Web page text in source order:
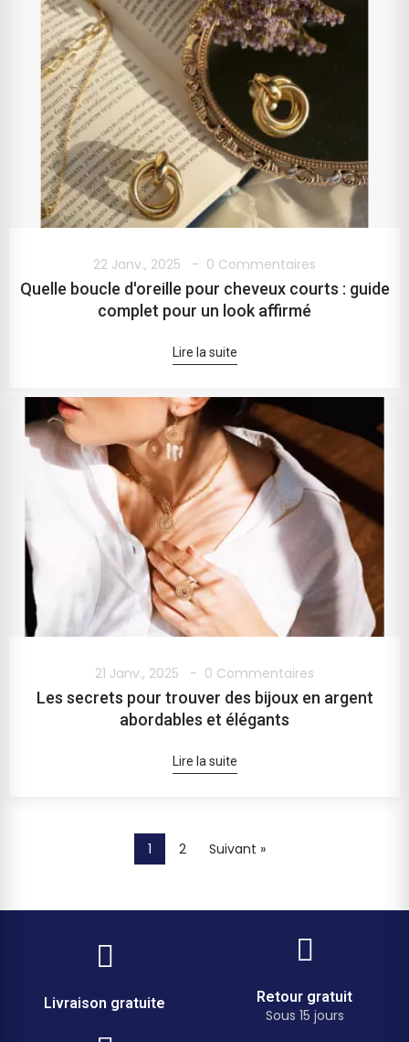
22 Janv., 2025 0 Commentaires
Quelle boucle d'oreille pour cheveux courts : guide
complet pour un look affirmé
Lire la suite
21 Janv., 2025 0 Commentaires
Les secrets pour trouver des bijoux en argent
abordables et élégants
Lire la suite
1 2 Suivant »
Livraison gratuite Retour gratuit
Sous 15 jours